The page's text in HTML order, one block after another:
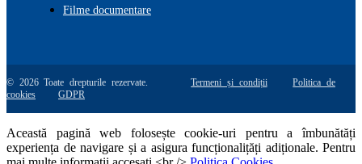
Filme documentare
© 2026 Toate drepturile rezervate.Termeni și condiții
Politica de
cookies
GDPR
Această pagină web folosește cookie-uri pentru a îmbunătăți
experiența de navigare și a asigura funcționalițăți adiționale. Pentru